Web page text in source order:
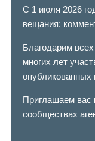
С 1 июля 2026
вещания:
Благодарим
многих лет
опубликованных
Приглашаем вас
сообществах